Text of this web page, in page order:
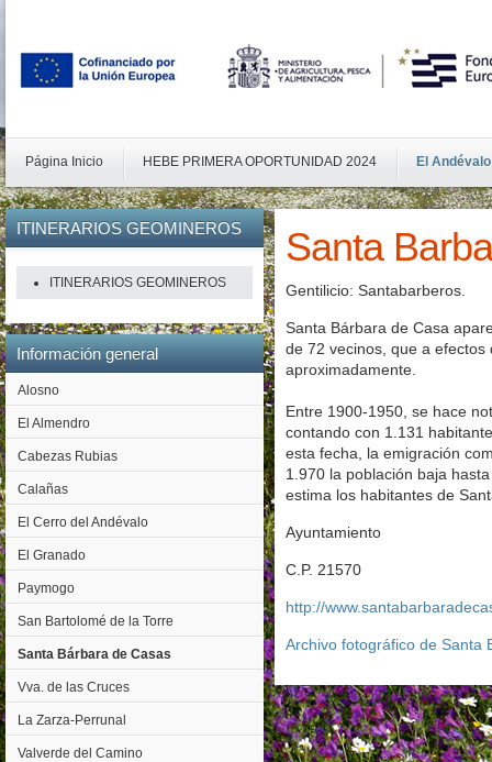
Página Inicio HEBE PRIMERA OPORTUNIDAD 2024 El Andévalo
Santa
Gentilicio: Santabarberos.
Santa Bárbara de Casa
de 72 vecinos, que a
aproximadamente.
Entre 1900-1950, se hace
contando con 1.131
esta fecha, la emigración
1.970 la población baja
estima los habitantes de
Ayuntamiento
C.P. 21570
http://
Archivo fotográfico de Santa
ITINERARIOS GEOMINEROS
ITINERARIOS GEOMINEROS
Información general
Alosno
El Almendro
Cabezas Rubias
Calañas
El Cerro del Andévalo
El Granado
Paymogo
San Bartolomé de la Torre
Santa Bárbara de Casas
Vva. de las Cruces
La Zarza-Perrunal
Valverde del Camino